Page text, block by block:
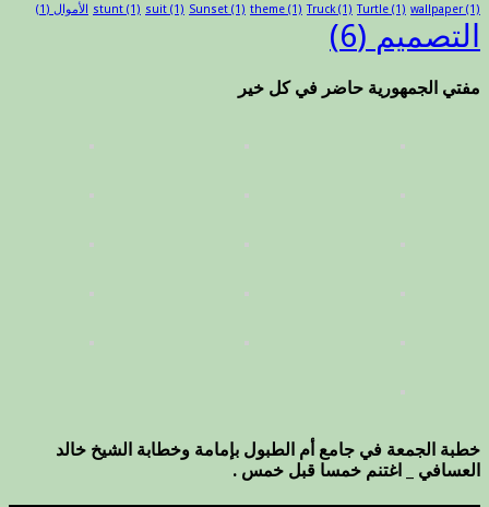
stunt (1) suit (1) Sunset (1) theme (1) Truck (1) Turtle (1) wallpaper (1) الأموال (1)
التصميم (6)
مفتي الجمهورية حاضر في كل خير
خطبة الجمعة في جامع أم الطبول بإمامة وخطابة الشيخ خالد
العسافي _ اغتنم خمسا قبل خمس .